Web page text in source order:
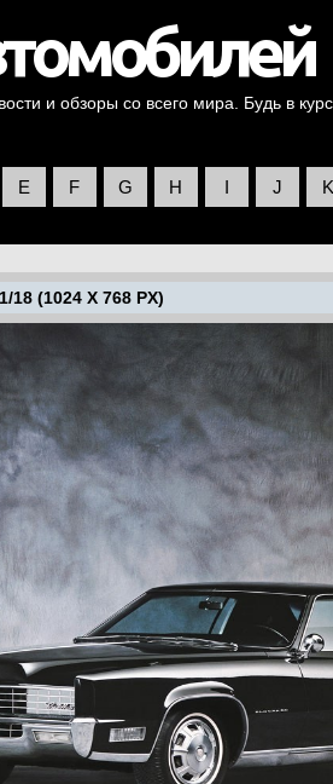
и обзоры со всего мира. Будь в
E F G H I J K
(1024 X 768 PX)